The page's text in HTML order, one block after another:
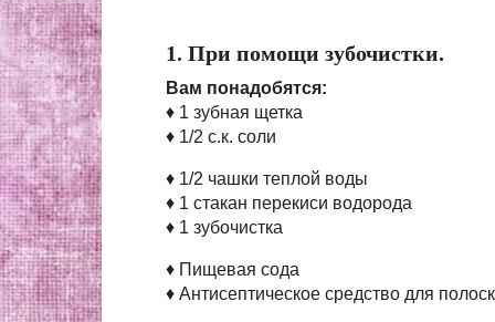
1. При помощи зубочистки.
Вам понадобятся:
♦ 1 зубная щетка
♦ 1/2 c.к. соли
♦ 1/2 чашки теплой воды
♦ 1 стакан перекиси водорода
♦ 1 зубочистка
♦ Пищевая сода
♦ Антисептическое средство для